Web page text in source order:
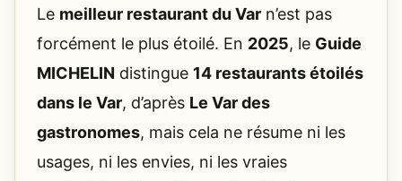
Le meilleur restaurant du Var n’est pas
forcément le plus étoilé. En 2025, le Guide
MICHELIN distingue 14 restaurants étoilés
dans le Var, d’après Le Var des
gastronomes, mais cela ne résume ni les
usages, ni les envies, ni les vraies